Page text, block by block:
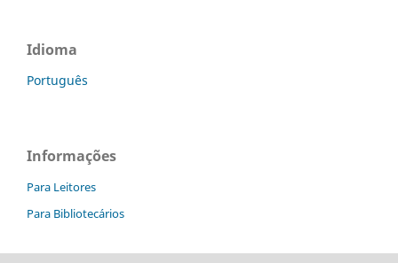
Idioma
Português
Informações
Para Leitores
Para Bibliotecários